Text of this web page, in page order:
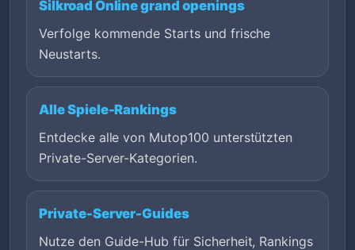
Silkroad Online grand openings
Verfolge kommende Starts und frische
Neustarts.
Alle Spiele-Rankings
Entdecke alle von Mutop100 unterstützten
Private-Server-Kategorien.
Private-Server-Guides
Nutze den Guide-Hub für Sicherheit, Rankings